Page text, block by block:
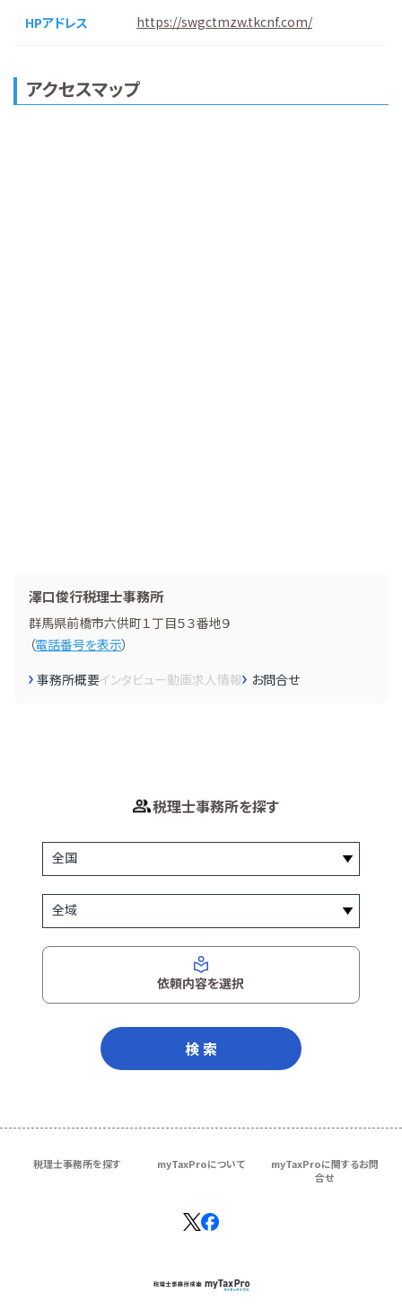
HPアドレス https://swgctmzw.tkcnf.com/
アクセスマップ
澤口俊行税理士事務所
群馬県前橋市六供町１丁目５３番地９
（電話番号を表示）
事務所概要インタビュー動画求人情報 お問合せ
税理士事務所を探す
依頼内容を選択
検 索
税理士事務所を探す myTaxProについて
myTaxProに関するお問
合せ